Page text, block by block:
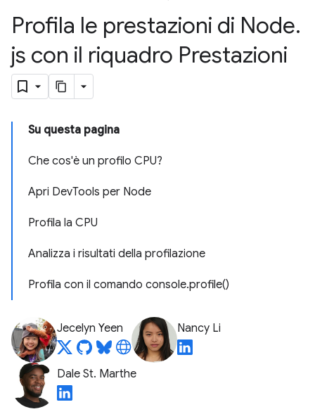
Profila le prestazioni di Node.
js con il riquadro Prestazioni
Su questa pagina
Che cos'è un profilo CPU?
Apri DevTools per Node
Profila la CPU
Analizza i risultati della profilazione
Profila con il comando console.profile()
Jecelyn Yeen Nancy Li
Dale St. Marthe